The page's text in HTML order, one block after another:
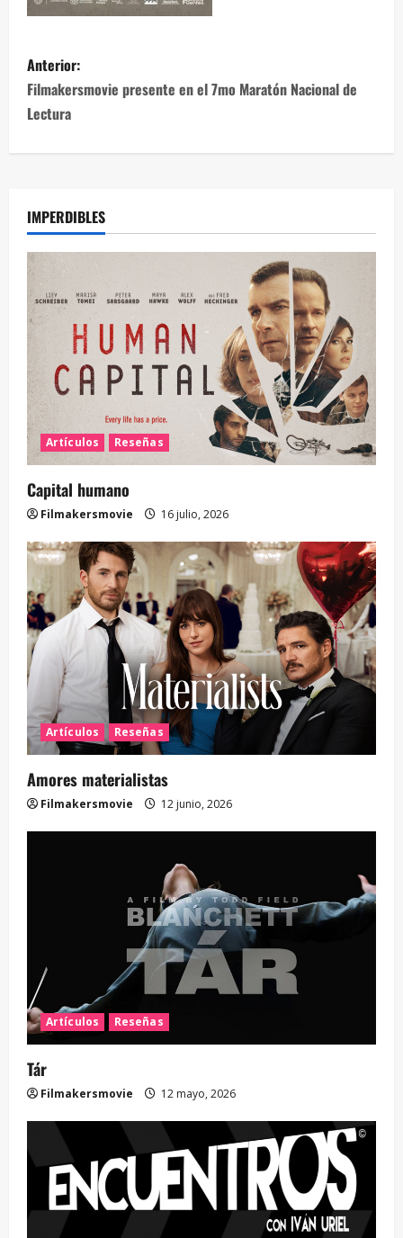
Anterior:
Filmakersmovie presente en el 7mo Maratón Nacional de
Lectura
IMPERDIBLES
Artículos Reseñas
Capital humano
Filmakersmovie 16 julio, 2026
Artículos Reseñas
Amores materialistas
Filmakersmovie 12 junio, 2026
Artículos Reseñas
Tár
Filmakersmovie 12 mayo, 2026